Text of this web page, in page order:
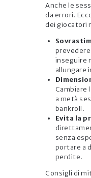
Anche le
da errori.
dei giocatori
inseguire
allungare
Cambiare
a metà
bankroll.
Evita la
senza
portare a
perdite.
Consigli di